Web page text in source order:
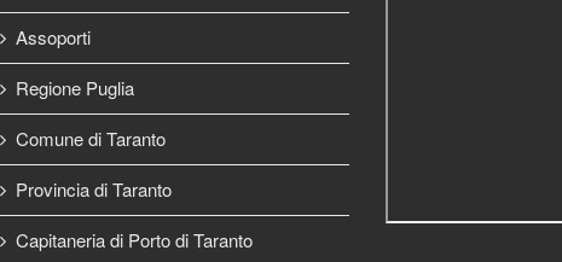
Assoporti
Regione Puglia
Comune di Taranto
Provincia di Taranto
Capitaneria di Porto di Taranto